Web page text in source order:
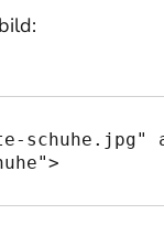
schuhe.jpg"